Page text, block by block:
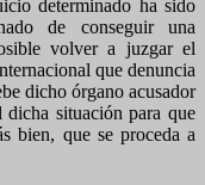
determinado ha sido
de conseguir una
volver a juzgar el
que denuncia
dicho órgano acusador
situación para que
bien, que se proceda a